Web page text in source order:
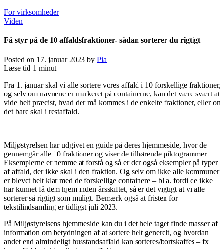
For virksomheder
Viden
Få styr på de 10 affaldsfraktioner- sådan sorterer du rigtigt
Posted on 17. januar 2023 by Pia
Læse tid 1 minut
Fra 1. januar skal vi alle sortere vores affald i 10 forskellige fraktioner,
og selv om navnene er markeret på containerne, kan det være svært at
vide helt præcist, hvad der må kommes i de enkelte fraktioner, eller
det bare skal i restaffald.
Miljøstyrelsen har udgivet en guide på deres hjemmeside, hvor de
gennemgår alle 10 fraktioner og viser de tilhørende piktogrammer.
Eksemplerne er nemme at forstå og så er der også eksempler på typer
af affald, der ikke skal i den fraktion. Og selv om ikke alle kommuner
er blevet helt klar med de forskellige containere – bl.a. fordi de ikke
har kunnet få dem hjem inden årsskiftet, så er det vigtigt at vi alle
sorterer så rigtigt som muligt. Bemærk også at fristen for
tekstilindsamling er tidligst juli 2023.
På Miljøstyrelsens hjemmeside kan du i det hele taget finde masser af
information om betydningen af at sortere helt generelt, og hvordan
andet end almindeligt husstandsaffald kan sorteres/bortskaffes – fx